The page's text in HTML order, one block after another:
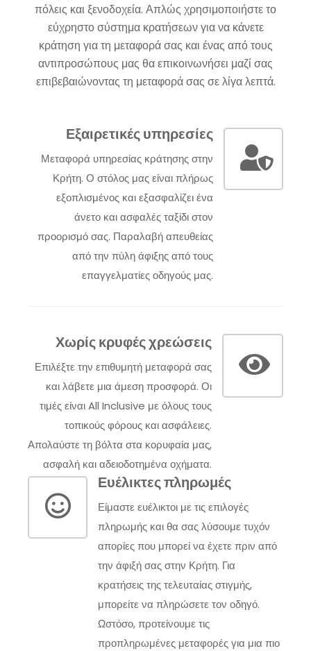
πόλεις και ξενοδοχεία. Απλώς χρησιμοποιήστε το
εύχρηστο σύστημα κρατήσεων για να κάνετε
κράτηση για τη μεταφορά σας και ένας από τους
αντιπροσώπους μας θα επικοινωνήσει μαζί σας
επιβεβαιώνοντας τη μεταφορά σας σε λίγα λεπτά.
Εξαιρετικές υπηρεσίες
Μεταφορά υπηρεσίας κράτησης στην
Κρήτη. Ο στόλος μας είναι πλήρως
εξοπλισμένος και εξασφαλίζει ένα
άνετο και ασφαλές ταξίδι στον
προορισμό σας. Παραλαβή απευθείας
από την πύλη άφιξης από τους
επαγγελματίες οδηγούς μας.
Χωρίς κρυφές χρεώσεις
Επιλέξτε την επιθυμητή μεταφορά σας
και λάβετε μια άμεση προσφορά. Οι
τιμές είναι All Inclusive με όλους τους
τοπικούς φόρους και ασφάλειες.
Απολαύστε τη βόλτα στα κορυφαία μας,
ασφαλή και αδειοδοτημένα οχήματα.
Ευέλικτες πληρωμές
Είμαστε ευέλικτοι με τις επιλογές
πληρωμής και θα σας λύσουμε τυχόν
απορίες που μπορεί να έχετε πριν από
την άφιξή σας στην Κρήτη. Για
κρατήσεις της τελευταίας στιγμής,
μπορείτε να πληρώσετε τον οδηγό.
Ωστόσο, προτείνουμε τις
προπληρωμένες μεταφορές για μια πιο